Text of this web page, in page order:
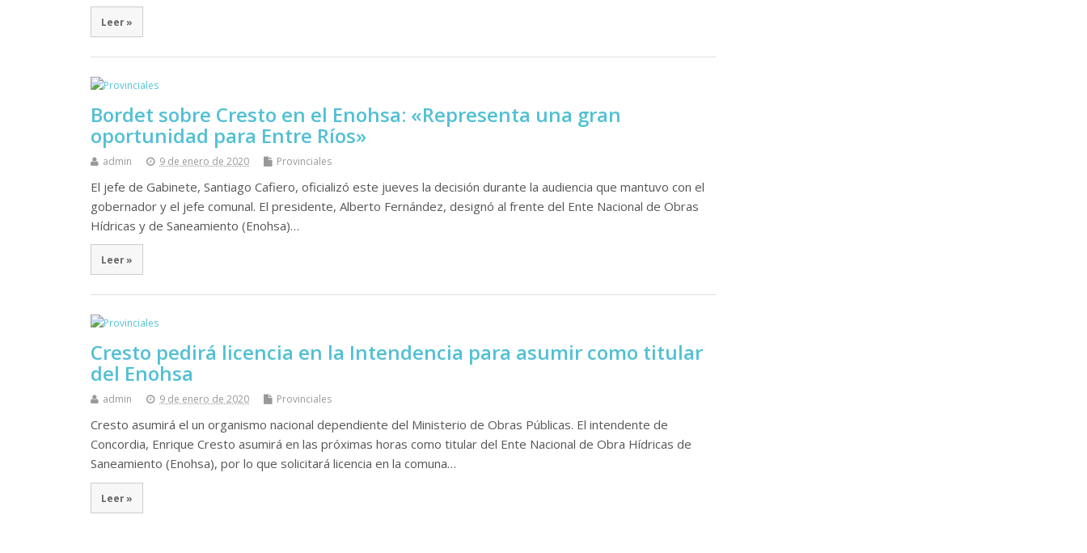
Leer »
Bordet sobre Cresto en el Enohsa: «Representa una gran
oportunidad para Entre Ríos»
admin 9 de enero de 2020 Provinciales
El jefe de Gabinete, Santiago Cafiero, oficializó este jueves la decisión durante la audiencia que mantuvo con el
gobernador y el jefe comunal. El presidente, Alberto Fernández, designó al frente del Ente Nacional de Obras
Hídricas y de Saneamiento (Enohsa)…
Leer »
Cresto pedirá licencia en la Intendencia para asumir como titular
del Enohsa
admin 9 de enero de 2020 Provinciales
Cresto asumirá el un organismo nacional dependiente del Ministerio de Obras Públicas. El intendente de
Concordia, Enrique Cresto asumirá en las próximas horas como titular del Ente Nacional de Obra Hídricas de
Saneamiento (Enohsa), por lo que solicitará licencia en la comuna…
Leer »